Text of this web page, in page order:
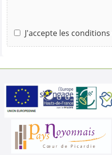
J'accepte les